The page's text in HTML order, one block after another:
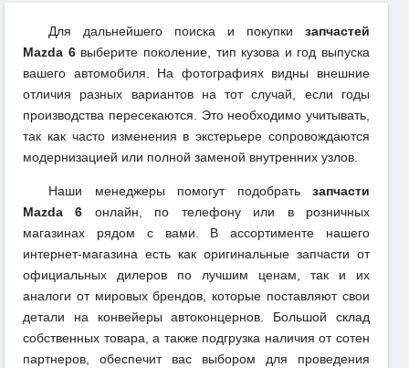
Для дальнейшего поиска и покупки запчастей
Mazda 6выберите поколение, тип кузова и год выпуска
вашего автомобиля. На фотографиях видны внешние
отличия разных вариантов на тот случай, если годы
производства пересекаются. Это необходимо учитывать,
так как часто изменения в экстерьере сопровождаются
модернизацией или полной заменой внутренних узлов.
Наши менеджеры помогут подобрать запчасти
Mazda 6 онлайн, по телефону или в розничных
магазинах рядом с вами. В ассортименте нашего
интернет-магазина есть как оригинальные запчасти от
официальных дилеров по лучшим ценам, так и их
аналоги от мировых брендов, которые поставляют свои
детали на конвейеры автоконцернов. Большой склад
собственных товара, а также подгрузка наличия от сотен
партнеров, обеспечит вас выбором для проведения